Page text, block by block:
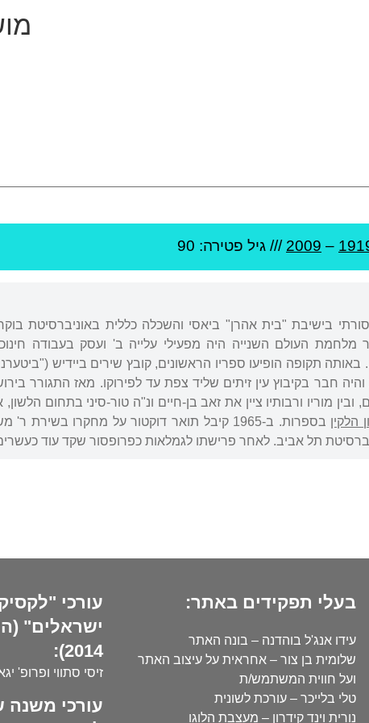
–
2009 /// גיל פטירה: 90
מלחמת העולם השנייה היה מפעילי עלייה ב' ועסק בעבודה
מן ההומור העברי. עלה ארצה ב-1949 והיה חבר בקיבוץ עין זיתים שליד צפת עד לפירוקו.
מוריו ורבותיו ציין את זאב בן-חיים ונ"ה טור-סיני בתחום
הלקין
בעלי תפקידים באתר:
עידו אנג'ל בוהדנה – בונה האתר
שלומית בן צור – אחראית על עיצוב האתר
ועל חווית המשתמש/ת
טלי בלייכר – עורכת לשונית
נורית וינד קידרון – מעצבת הלוגו
עורכי
ישראלים"
2014):
זיסי סתווי ופרופ'
עורכי משנה